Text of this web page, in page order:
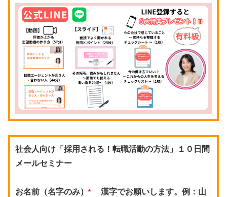
社会人向け「採用される！転職活動の方法」１０日間
メールセミナー
お名前（名字のみ） *
漢字でお願いします。例：山